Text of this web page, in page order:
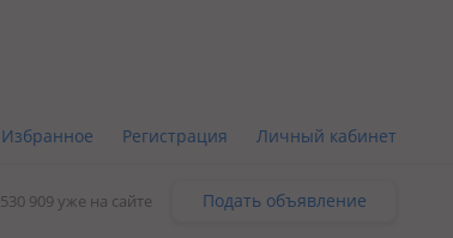
Избранное Регистрация Личный кабинет
530 909 уже на сайте Подать объявление